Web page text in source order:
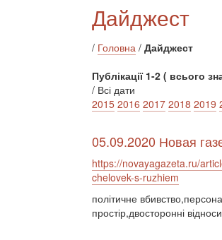
Дайджест
/ Головна / Дайджест
Публікації 1-2 ( всього
/ Всі дати
2015 2016 2017 2018 2019
05.09.2020 Новая
https://novayagazeta.ru/
chelovek-s-ruzhiem
політичне
простір,двосторонні